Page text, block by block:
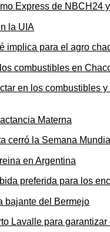
Express de NBCH24
implica para el agro
en los combustibles
cerró la Semana
preferida para los
Lavalle para garantizar